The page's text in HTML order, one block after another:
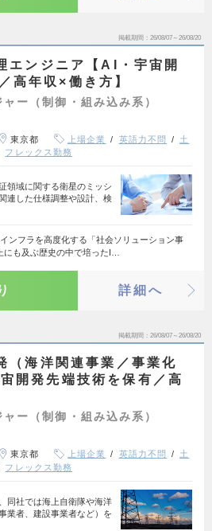
掲載期間 26/08/07～26/08/20
エンジニア【AI・宇宙開
高年収×働き方】
ー（制御・組み込み系）
東京都 上場企業 英語力不問
土
フレックス勤務
領域に関する衛星のミッシ
連した仕様調整や設計、検
ンフラを高度化する「社会ソリューション事
も及ぶ歴史の中で培ったI…
詳細へ
掲載期間 26/08/07～26/08/20
（海洋関連事業／事業化
開発先端技術を保有／高
ー（制御・組み込み系）
東京都 上場企業 英語力不問
土
フレックス勤務
同社では海上自衛隊や海洋
業者、建設事業者など）を